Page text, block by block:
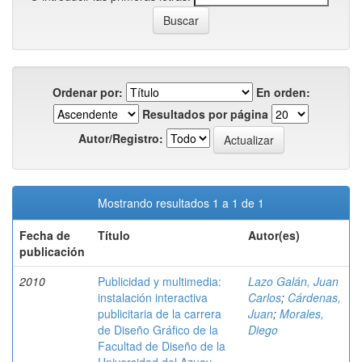
Ordenar por:
En orden:
Resultados por página
Autor/Registro:
Mostrando resultados 1 a 1 de 1
Fecha de
publicación
Título Autor(es)
2010
Publicidad y multimedia:
instalación interactiva
publicitaria de la carrera
de Diseño Gráfico de la
Facultad de Diseño de la
Lazo Galán, Juan
Carlos; Cárdenas,
Juan; Morales,
Diego